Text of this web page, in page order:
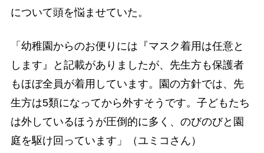
について頭を悩ませていた。
「幼稚園からのお便りには『マスク着用は任意と
します』と記載がありましたが、先生方も保護者
もほぼ全員が着用しています。園の方針では、先
生方は5類になってから外すそうです。子どもたち
は外しているほうが圧倒的に多く、のびのびと園
庭を駆け回っています」（ユミコさん）